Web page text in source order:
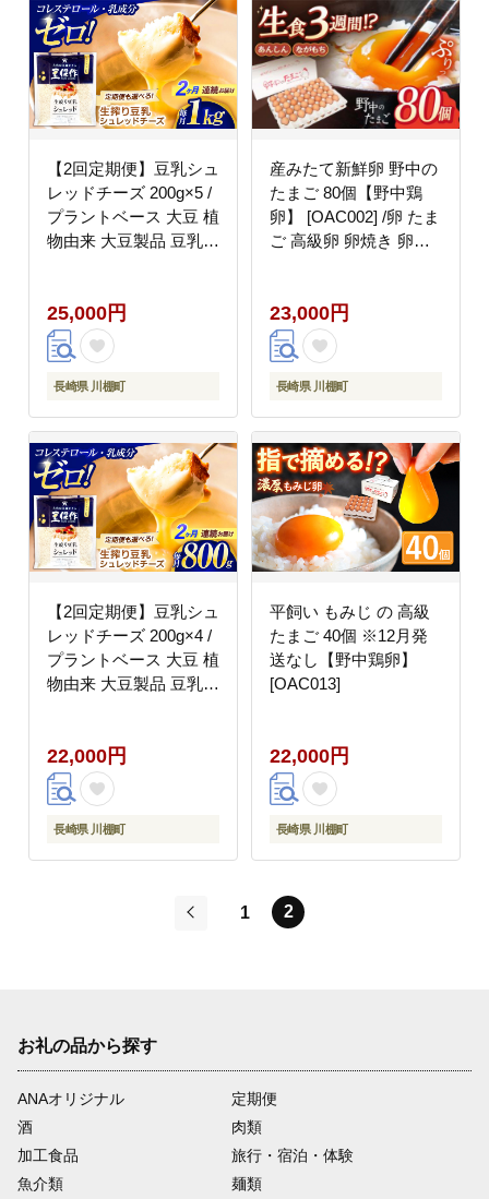
【2回定期便】豆乳シュ
レッドチーズ 200g×5 /
プラントベース 大豆 植
物由来 大豆製品 豆乳チ
ー対応 ヘルシー コレス
テロールゼロ ソイミル
ク 健康 乳製品不使用
低カロリー パック【大
25,000円
長崎県 川棚町
産みたて新鮮卵 野中の
たまご 80個【野中鶏
卵】 [OAC002] /卵 たま
ご 高級卵 卵焼き 卵か
23,000円
長崎県 川棚町
【2回定期便】豆乳シュ
レッドチーズ 200g×4 /
プラントベース 大豆 植
物由来 大豆製品 豆乳チ
ー対応 ヘルシー コレス
テロールゼロ ソイミル
ク 健康 乳製品不使用
低カロリー パック【大
22,000円
長崎県 川棚町
平飼い もみじ の 高級
たまご 40個 ※12月発
送なし【野中鶏卵】
[OAC013]
22,000円
長崎県 川棚町
1 2
お礼の品から探す
ANAオリジナル
定期便
酒
肉類
加工食品
旅行・宿泊・体験
魚介類
麺類